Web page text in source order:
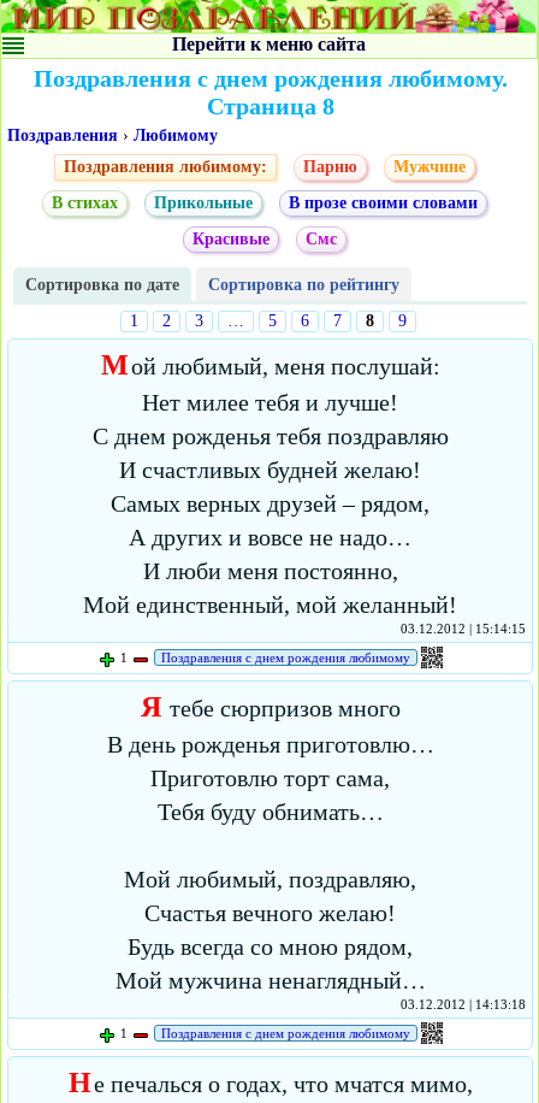
Перейти к меню сайта
Поздравления с днем рождения любимому.
Страница 8
Поздравления › Любимому
Поздравления любимому:
Парню
Мужчине
В стихах
Прикольные
В прозе своими словами
Красивые
Смс
Сортировка по дате
Сортировка по рейтингу
1
2 3 … 5 6 7 8 9
Мой любимый, меня послушай:
Нет милее тебя и лучше!
С днем рожденья тебя поздравляю
И счастливых будней желаю!
Самых верных друзей – рядом,
А других и вовсе не надо…
И люби меня постоянно,
Мой единственный, мой желанный!
03.12.2012 | 15:14:15
1
Поздравления с днем рождения любимому
Я тебе сюрпризов много
В день рожденья приготовлю…
Приготовлю торт сама,
Тебя буду обнимать…
Мой любимый, поздравляю,
Счастья вечного желаю!
Будь всегда со мною рядом,
Мой мужчина ненаглядный…
03.12.2012 | 14:13:18
1
Поздравления с днем рождения любимому
Не печалься о годах, что мчатся мимо,